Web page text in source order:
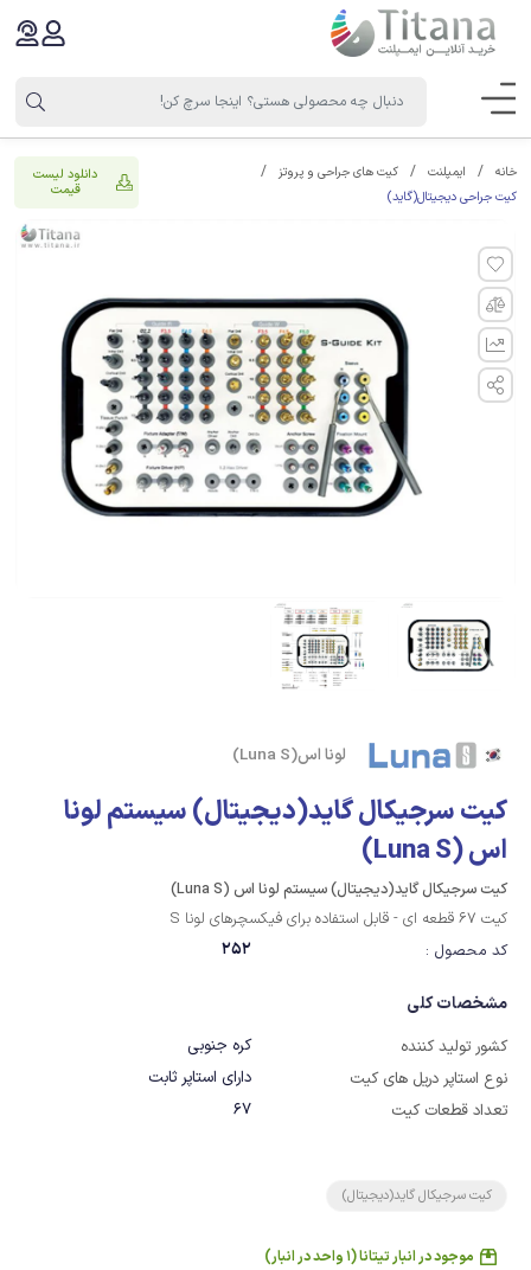
خانه ایمپلنت
کیت های جراحی و پروتز
کیت جراحی دیجیتال(گاید)
دانلود لیست
قیمت
لونا اس(Luna S)
کیت سرجیکال گاید(دیجیتال) سیستم لونا
اس (Luna S)
کیت سرجیکال گاید(دیجیتال) سیستم لونا اس (Luna S)
کیت 67 قطعه ای - قابل استفاده برای فیکسچرهای لونا S
کد محصول :
252
مشخصات کلی
کشور تولید کننده
کره جنوبی
نوع استاپر دریل های کیت
دارای استاپر ثابت
تعداد قطعات کیت
67
کیت سرجیکال گاید(دیجیتال)
موجود در انبار تیتانا (1 واحد در انبار)